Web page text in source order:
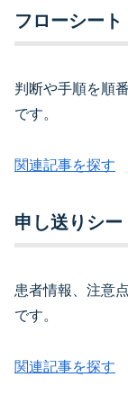
フローシート
判断や手順を順
です。
関連記事を探す
申し送りシー
患者情報、注意
です。
関連記事を探す